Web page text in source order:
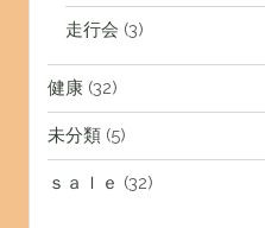
走行会 (3)
健康(32)
未分類(5)
ｓａｌｅ (32)